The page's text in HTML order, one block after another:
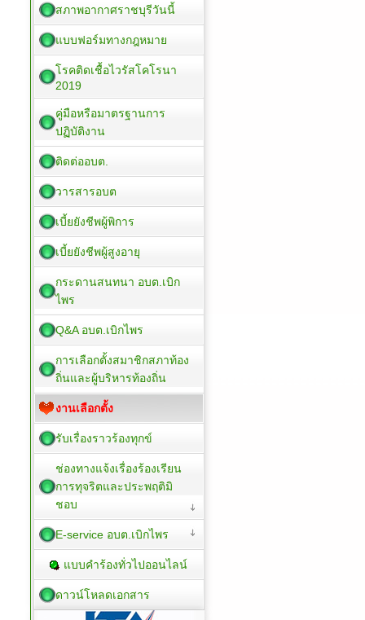
สภาพอากาศราชบุรีวันนี้
แบบฟอร์มทางกฎหมาย
โรคติดเชื้อไวรัสโคโรนา
2019
คู่มือหรือมาตรฐานการ
ปฏิบัติงาน
ติดต่ออบต.
วารสารอบต
เบี้ยยังชีพผู้พิการ
เบี้ยยังชีพผู้สูงอายุ
กระดานสนทนา อบต.เบิก
ไพร
Q&A อบต.เบิกไพร
การเลือกตั้งสมาชิกสภาท้อง
ถิ่นและผู้บริหารท้องถิ่น
งานเลือกตั้ง
รับเรื่องราวร้องทุกข์
ช่องทางแจ้งเรื่องร้องเรียน
การทุจริตและประพฤติมิ
ชอบ
E-service อบต.เบิกไพร
แบบคำร้องทั่วไปออนไลน์
ดาวน์โหลดเอกสาร